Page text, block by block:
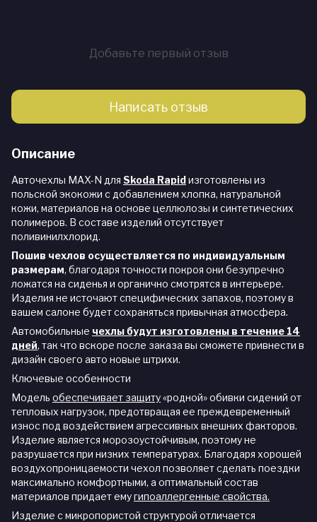
Добавьте первый отзыв
Написать отзыв
Описание
Авточехлы MAX-N для Skoda Rapidизготовлены из
польской экокожи с добавлением хлопка, натуральной
кожи, материалов на основе целлюлозы и синтетических
полимеров. В составе изделий отсутствует
поливинилхлорид.
Пошив чехлов осуществляется по индивидуальным
размерам, благодаря точности покроя они безупречно
ложатся на сиденья и органично смотрятся в интерьере.
Изделия не источают специфических запахов, поэтому в
вашем салоне будет сохраняться привычная атмосфера.
Автомобильные чехлы будут изготовлены в течение 14
дней, так что вскоре после заказа вы сможете привнести в
дизайн своего авто новые штрихи.
Ключевые особенности
Модель обеспечивает защиту«родной» обивки сидений от
тепловых нагрузок, предотвращая ее преждевременный
износ под воздействием агрессивных внешних факторов.
Изделие является морозоустойчивым, поэтому не
разрушается при низких температурах. Благодаря хорошей
воздухопроницаемости чехол позволяет сделать поездки
максимально комфортными, а оптимальный состав
материалов придает емугипоаллергенные свойства.
Изделие с микропористой структурой отличается